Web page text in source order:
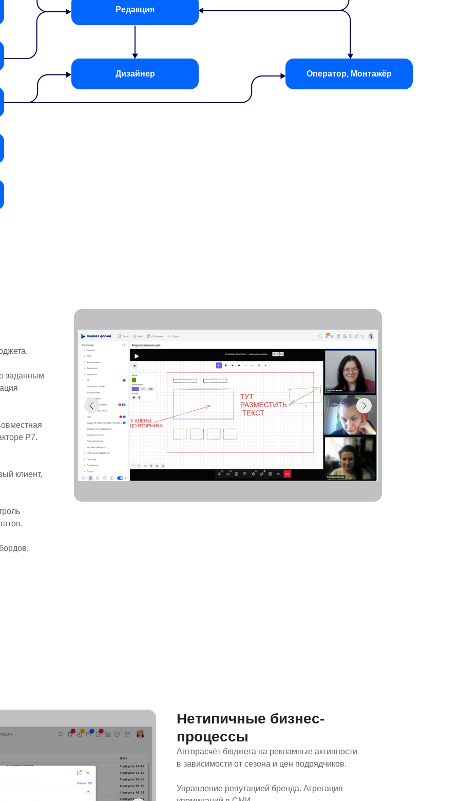
Дизайнер Оператор, Монтажёр
Редакция
заданным
Р7.
клиент,
Нетипичные бизнес-
процессы
Авторасчёт бюджета на рекламные активности
в зависимости от сезона и цен подрядчиков.
Управление репутацией бренда. Агрегация